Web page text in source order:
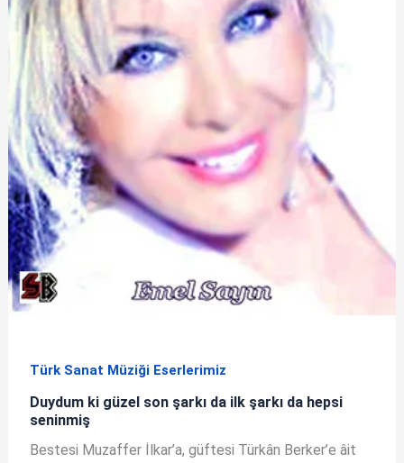
Türk Sanat Müziği Eserlerimiz
Duydum ki güzel son şarkı da ilk şarkı da hepsi
seninmiş
Bestesi Muzaffer İlkar’a, güftesi Türkân Berker’e âit